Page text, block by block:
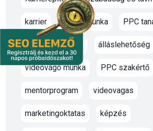
karrier oktato munka PPC
marketing oktató álláslehetőség
videóvágó munka PPC szakértő
mentorprogram videovagas
marketingoktatas képzés